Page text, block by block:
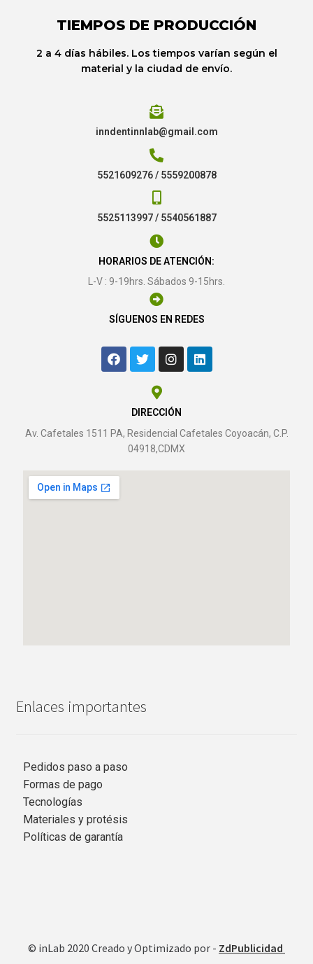
TIEMPOS DE PRODUCCIÓN
2 a 4 días hábiles. Los tiempos varían según el
material y la ciudad de envío.
inndentinnlab@gmail.com
5521609276 / 5559200878
5525113997 / 5540561887
HORARIOS DE ATENCIÓN:
L-V : 9-19hrs. Sábados 9-15hrs.
SÍGUENOS EN REDES
DIRECCIÓN
Av. Cafetales 1511 PA, Residencial Cafetales Coyoacán, C.P.
04918,CDMX
Enlaces importantes
Pedidos paso a paso
Formas de pago
Tecnologías
Materiales y protésis
Políticas de garantía
© inLab 2020 Creado y Optimizado por - ZdPublicidad